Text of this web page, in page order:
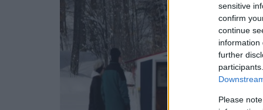
sensitive
confirm
continue
information
further
Please